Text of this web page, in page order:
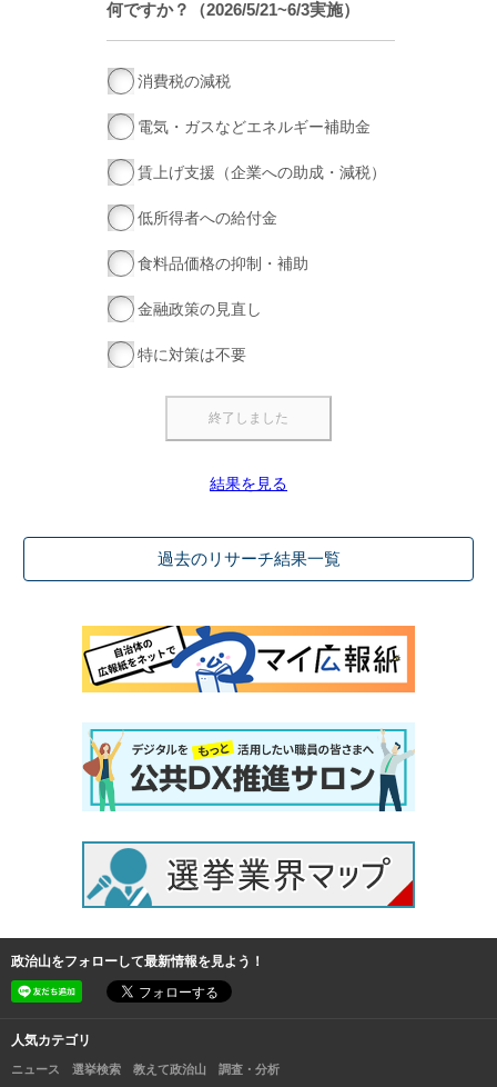
何ですか？（2026/5/21~6/3実施）
消費税の減税
電気・ガスなどエネルギー補助金
賃上げ支援（企業への助成・減税）
低所得者への給付金
食料品価格の抑制・補助
金融政策の見直し
特に対策は不要
結果を見る
過去のリサーチ結果一覧
政治山をフォローして最新情報を見よう！
人気カテゴリ
ニュース 選挙検索 教えて政治山 調査・分析